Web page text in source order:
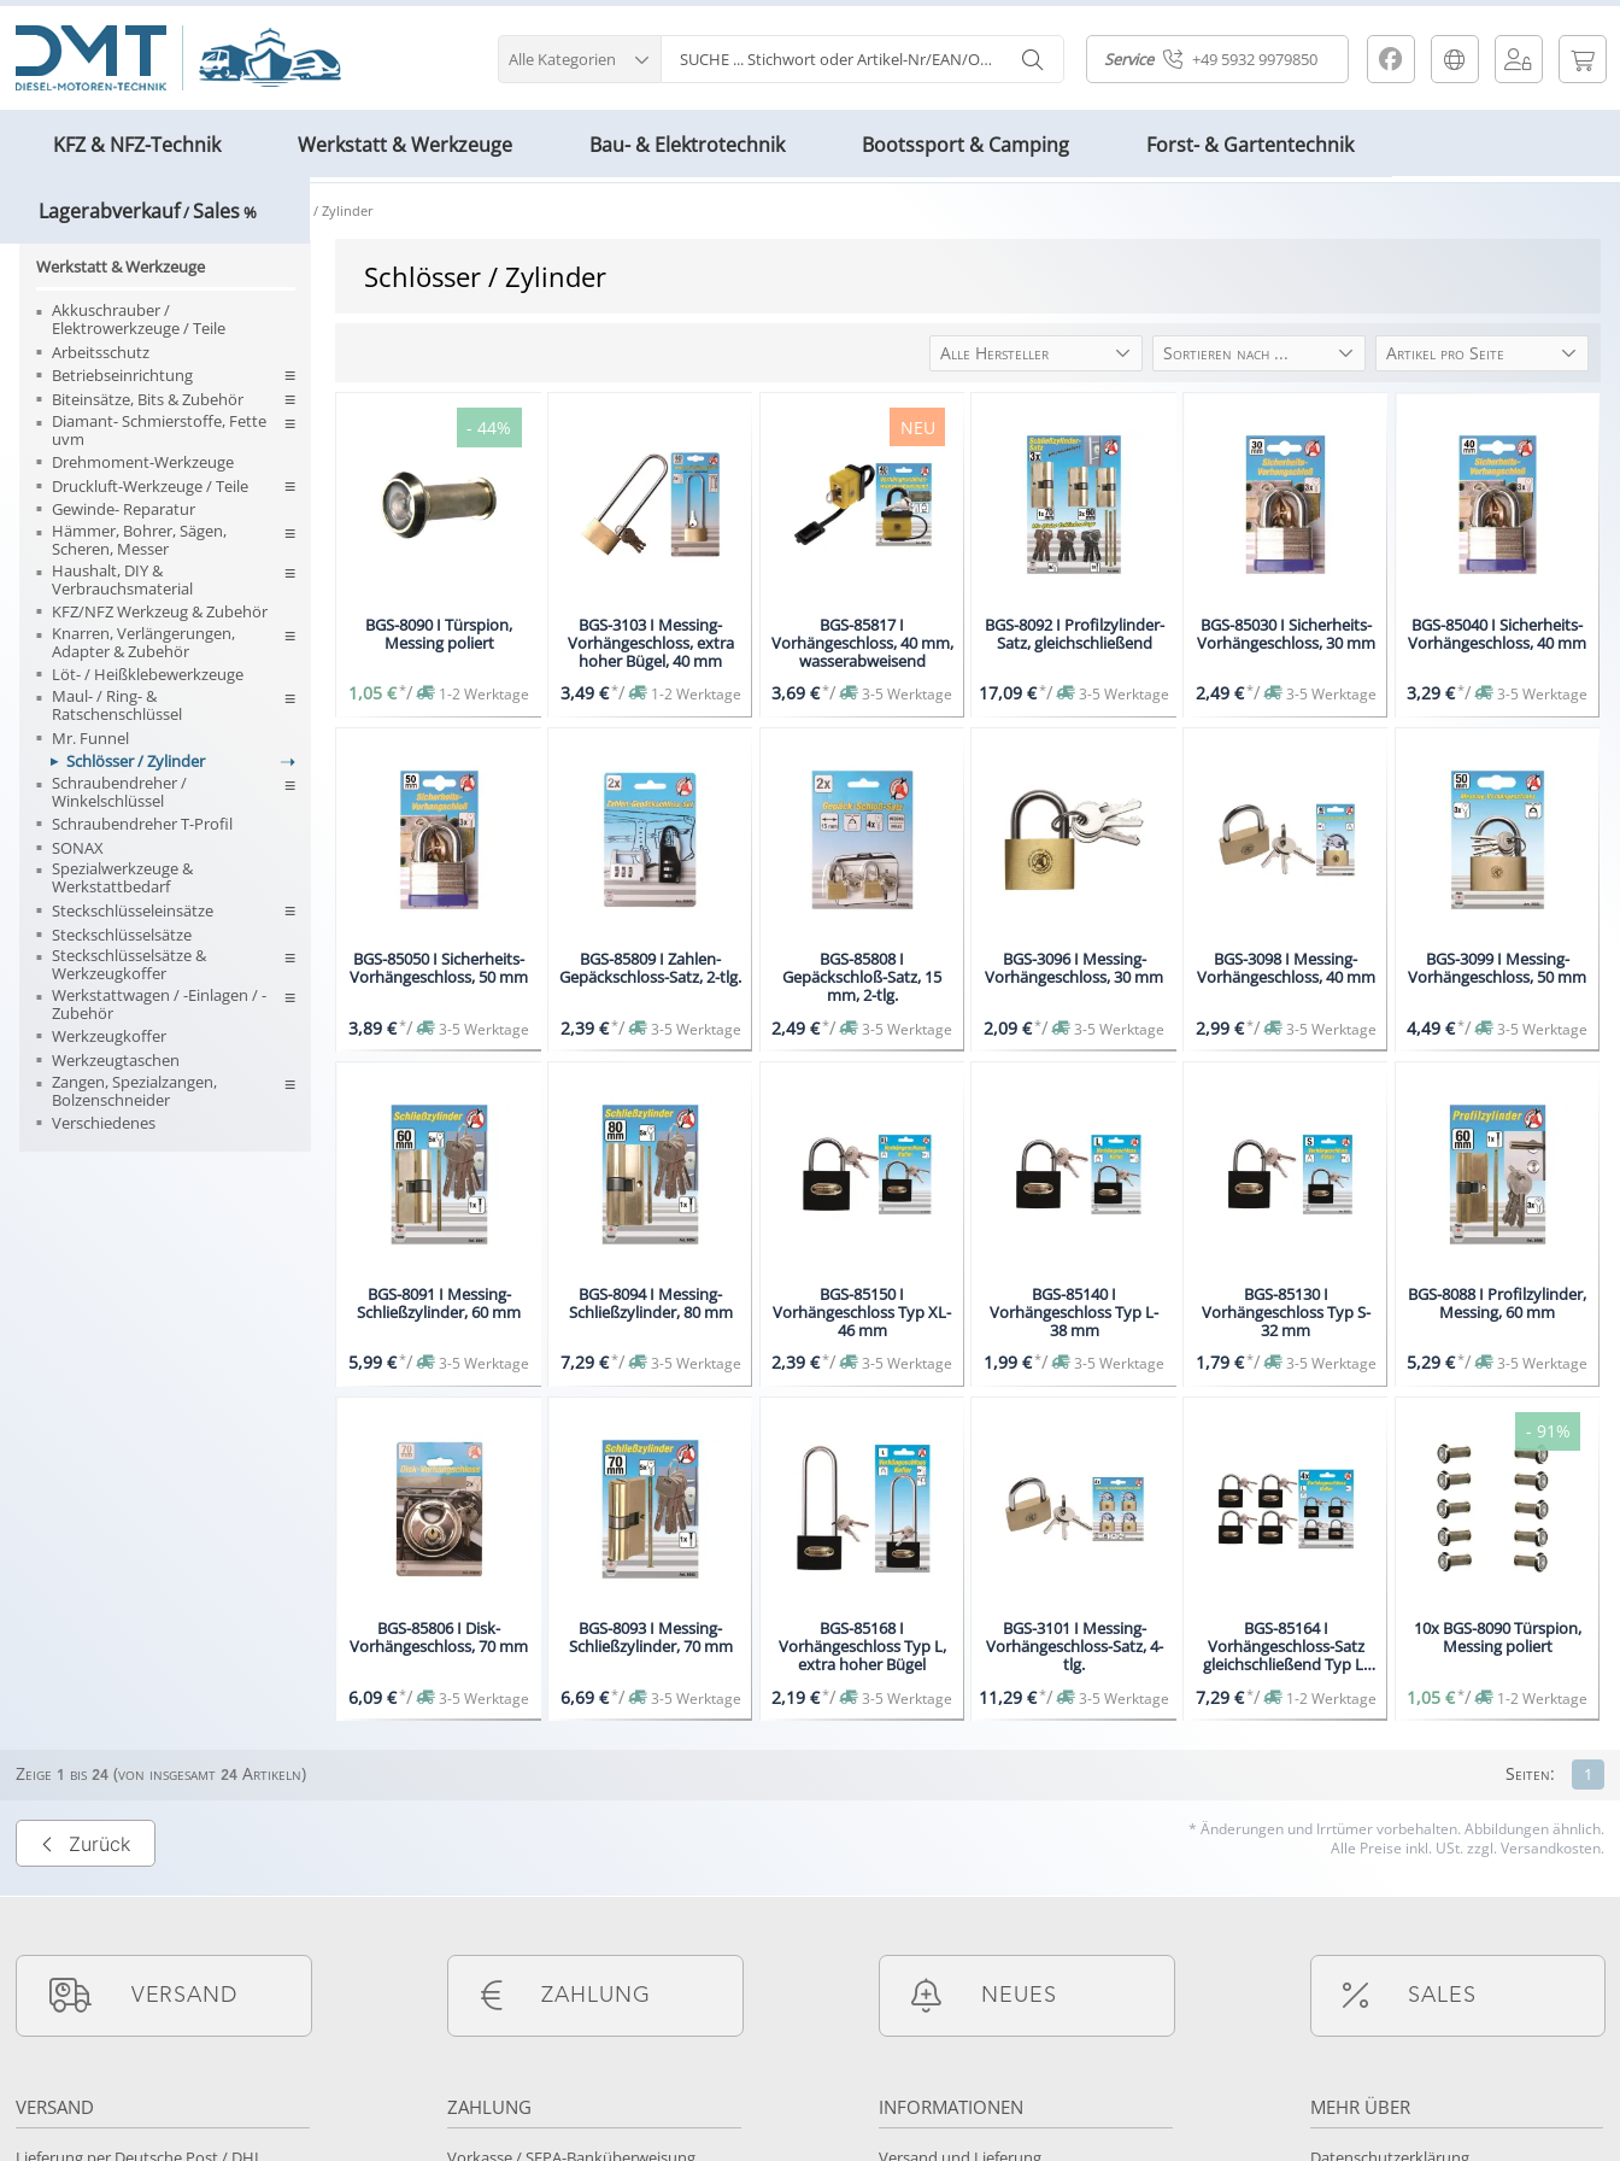
Service +49 5932 9979850
Alle Kategorien
KFZ & NFZ-Technik Werkstatt & Werkzeuge Bau- & Elektrotechnik Bootssport & Camping Forst- & Gartentechnik
Lagerabverkauf/Sales%
Werkstatt & Werkzeuge Schlösser / Zylinder
Werkstatt & Werkzeuge
Akkuschrauber /
Elektrowerkzeuge / Teile
Arbeitsschutz
Betriebseinrichtung
Biteinsätze, Bits & Zubehör
Diamant- Schmierstoffe, Fette
uvm
Drehmoment-Werkzeuge
Druckluft-Werkzeuge / Teile
Gewinde- Reparatur
Hämmer, Bohrer, Sägen,
Scheren, Messer
Haushalt, DIY &
Verbrauchsmaterial
KFZ/NFZ Werkzeug & Zubehör
Knarren, Verlängerungen,
Adapter & Zubehör
Löt- / Heißklebewerkzeuge
Maul- / Ring- &
Ratschenschlüssel
Mr. Funnel
Schlösser / Zylinder
Schraubendreher /
Winkelschlüssel
Schraubendreher T-Profil
SONAX
Spezialwerkzeuge &
Werkstattbedarf
Steckschlüsseleinsätze
Steckschlüsselsätze
Steckschlüsselsätze &
Werkzeugkoffer
Werkstattwagen / -Einlagen / -
Zubehör
Werkzeugkoffer
Werkzeugtaschen
Zangen, Spezialzangen,
Bolzenschneider
Verschiedenes
Schlösser / Zylinder
Alle Hersteller Sortieren nach ... Artikel pro Seite
BGS-8090 I Türspion,
Messing poliert
1,05 €*/ 1-2 Werktage
- 44%
BGS-3103 I Messing-
Vorhängeschloss, extra
hoher Bügel, 40 mm
3,49 €*/ 1-2 Werktage
BGS-85817 I
Vorhängeschloss, 40 mm,
wasserabweisend
3,69 €*/ 3-5 Werktage
NEU
BGS-8092 I Profilzylinder-
Satz, gleichschließend
17,09 €*/ 3-5 Werktage
BGS-85030 I Sicherheits-
Vorhängeschloss, 30 mm
2,49 €*/ 3-5 Werktage
BGS-85040 I Sicherheits-
Vorhängeschloss, 40 mm
3,29 €*/ 3-5 Werktage
BGS-85050 I Sicherheits-
Vorhängeschloss, 50 mm
3,89 €*/ 3-5 Werktage
BGS-85809 I Zahlen-
Gepäckschloss-Satz, 2-tlg.
2,39 €*/ 3-5 Werktage
BGS-85808 I
Gepäckschloß-Satz, 15
mm, 2-tlg.
2,49 €*/ 3-5 Werktage
BGS-3096 I Messing-
Vorhängeschloss, 30 mm
2,09 €*/ 3-5 Werktage
BGS-3098 I Messing-
Vorhängeschloss, 40 mm
2,99 €*/ 3-5 Werktage
BGS-3099 I Messing-
Vorhängeschloss, 50 mm
4,49 €*/ 3-5 Werktage
BGS-8091 I Messing-
Schließzylinder, 60 mm
5,99 €*/ 3-5 Werktage
BGS-8094 I Messing-
Schließzylinder, 80 mm
7,29 €*/ 3-5 Werktage
BGS-85150 I
Vorhängeschloss Typ XL-
46 mm
2,39 €*/ 3-5 Werktage
BGS-85140 I
Vorhängeschloss Typ L-
38 mm
1,99 €*/ 3-5 Werktage
BGS-85130 I
Vorhängeschloss Typ S-
32 mm
1,79 €*/ 3-5 Werktage
BGS-8088 I Profilzylinder,
Messing, 60 mm
5,29 €*/ 3-5 Werktage
BGS-85806 I Disk-
Vorhängeschloss, 70 mm
6,09 €*/ 3-5 Werktage
BGS-8093 I Messing-
Schließzylinder, 70 mm
6,69 €*/ 3-5 Werktage
BGS-85168 I
Vorhängeschloss Typ L,
extra hoher Bügel
2,19 €*/ 3-5 Werktage
BGS-3101 I Messing-
Vorhängeschloss-Satz, 4-
tlg.
11,29 €*/ 3-5 Werktage
BGS-85164 I
Vorhängeschloss-Satz
gleichschließend Typ L-
7,29 €*/ 1-2 Werktage
10x BGS-8090 Türspion,
Messing poliert
1,05 €*/ 1-2 Werktage
- 91%
Zeige 1 bis 24 (von insgesamt 24 Artikeln) 1
Seiten:
Zurück
* Änderungen und Irrtümer vorbehalten. Abbildungen ähnlich.
Alle Preise inkl. USt. zzgl. Versandkosten.
VERSAND
VERSAND
ZAHLUNG
ZAHLUNG
NEUES
INFORMATIONEN
SALES
MEHR ÜBER